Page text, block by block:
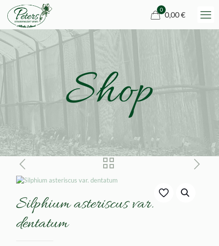
0
0,00 €
Shop
Silphium asteriscus var.
dentatum